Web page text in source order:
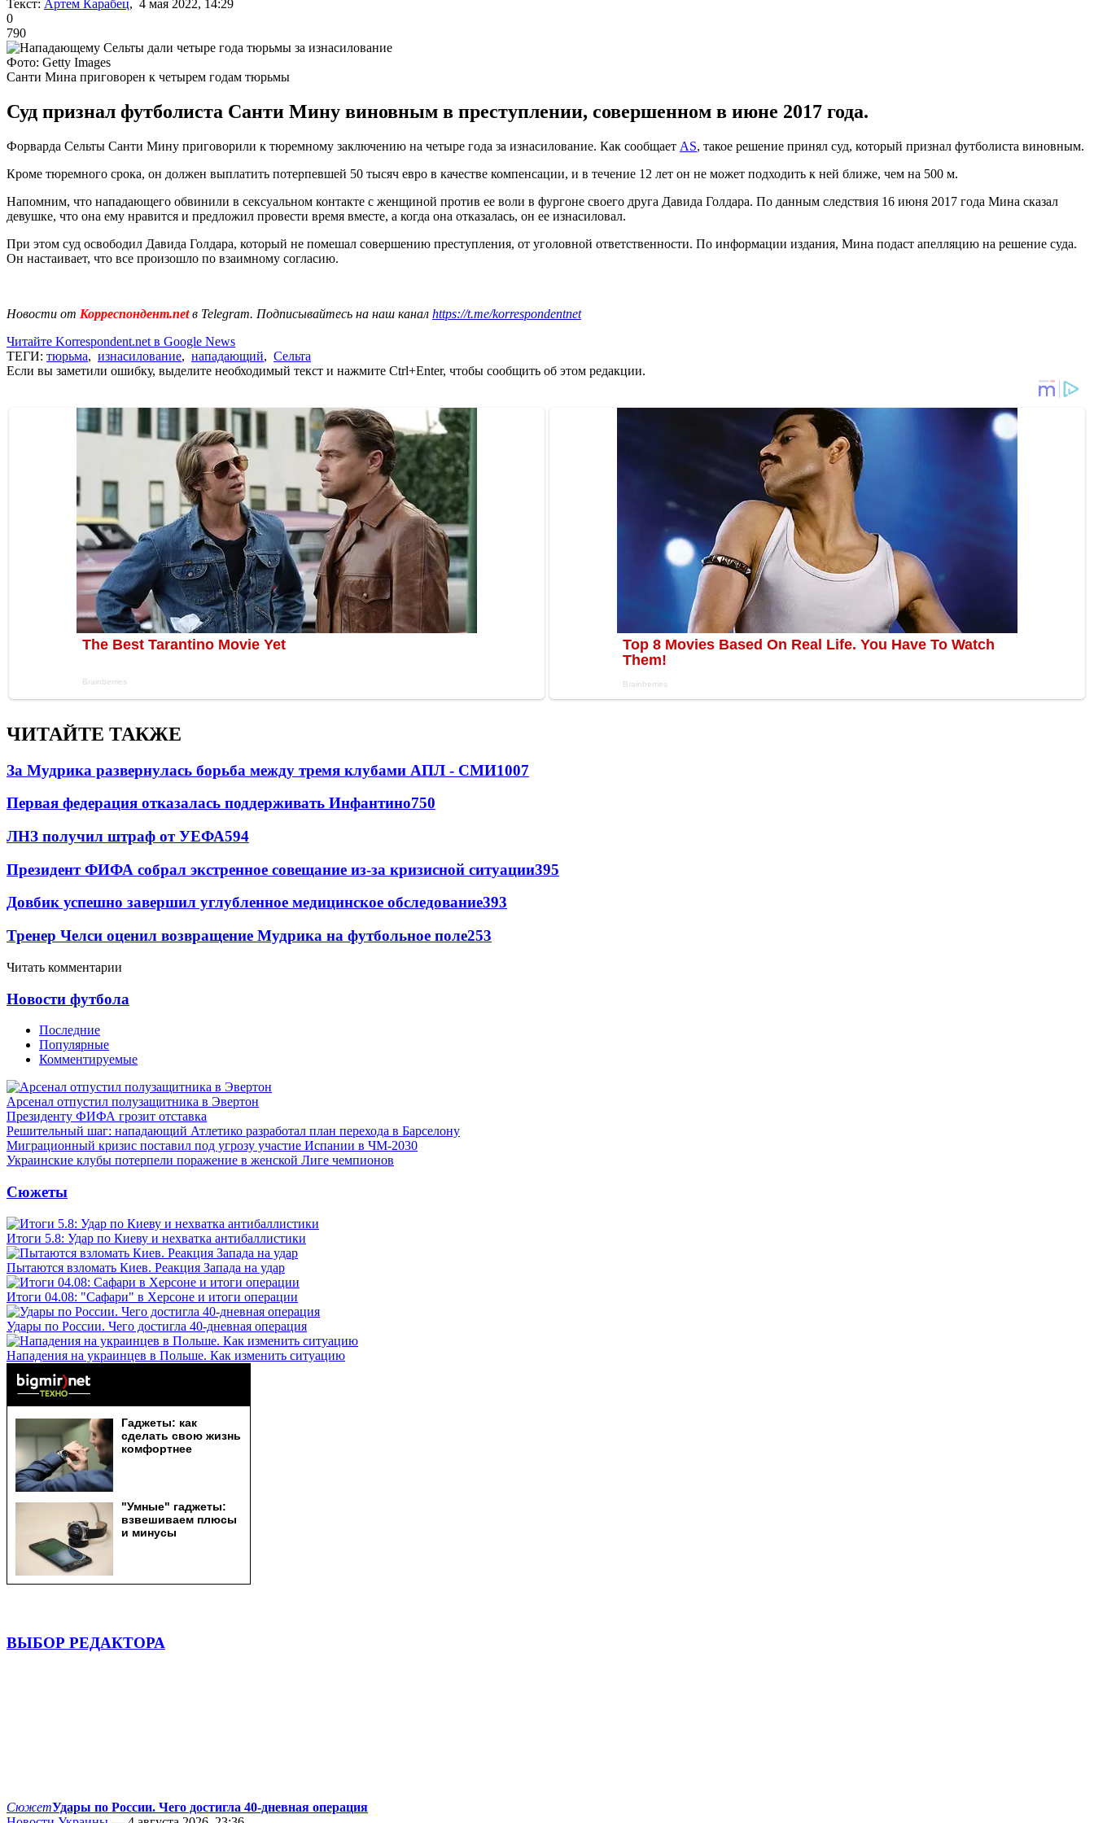
Текст: Артем Карабец, 4 мая 2022, 14:29
0
790
Фото: Getty Images
Санти Мина приговорен к четырем годам тюрьмы
Суд признал футболиста Санти Мину виновным в преступлении, совершенном в июне 2017 года.
Форварда Сельты Санти Мину приговорили к тюремному заключению на четыре года за изнасилование. Как сообщает AS, такое решение принял суд, который признал футболиста виновным.
Кроме тюремного срока, он должен выплатить потерпевшей 50 тысяч евро в качестве компенсации, и в течение 12 лет он не может подходить к ней ближе, чем на 500 м.
Напомним, что нападающего обвинили в сексуальном контакте с женщиной против ее воли в фургоне своего друга Давида Голдара. По данным следствия 16 июня 2017 года Мина сказал
девушке, что она ему нравится и предложил провести время вместе, а когда она отказалась, он ее изнасиловал.
При этом суд освободил Давида Голдара, который не помешал совершению преступления, от уголовной ответственности. По информации издания, Мина подаст апелляцию на решение суда.
Он настаивает, что все произошло по взаимному согласию.
Новости от Корреспондент.netв Telegram. Подписывайтесь на наш канал https://t.me/korrespondentnet
Читайте Korrespondent.net в Google News
ТЕГИ: тюрьма, изнасилование, нападающий, Сельта
Если вы заметили ошибку, выделите необходимый текст и нажмите Ctrl+Enter, чтобы сообщить об этом редакции.
ЧИТАЙТЕ ТАКЖЕ
За Мудрика развернулась борьба между тремя клубами АПЛ - СМИ1007
Первая федерация отказалась поддерживать Инфантино750
ЛНЗ получил штраф от УЕФА594
Президент ФИФА собрал экстренное совещание из-за кризисной ситуации395
Довбик успешно завершил углубленное медицинское обследование393
Тренер Челси оценил возвращение Мудрика на футбольное поле253
Читать комментарии
Новости футбола
Последние
Популярные
Комментируемые
Арсенал отпустил полузащитника в Эвертон
Президенту ФИФА грозит отставка
Решительный шаг: нападающий Атлетико разработал план перехода в Барселону
Миграционный кризис поставил под угрозу участие Испании в ЧМ-2030
Украинские клубы потерпели поражение в женской Лиге чемпионов
Сюжеты
Итоги 5.8: Удар по Киеву и нехватка антибаллистики
Пытаются взломать Киев. Реакция Запада на удар
Итоги 04.08: "Сафари" в Херсоне и итоги операции
Удары по России. Чего достигла 40-дневная операция
Нападения на украинцев в Польше. Как изменить ситуацию
ВЫБОР РЕДАКТОРА
СюжетУдары по России. Чего достигла 40-дневная операция